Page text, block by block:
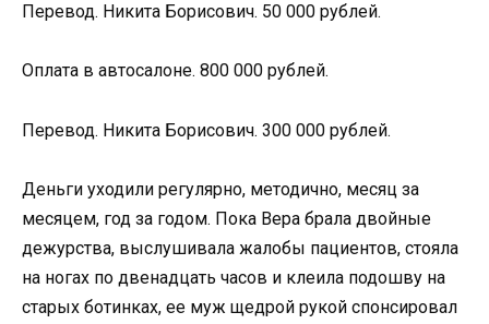
Перевод. Никита Борисович. 50 000 рублей.
Оплата в автосалоне. 800 000 рублей.
Перевод. Никита Борисович. 300 000 рублей.
Деньги уходили регулярно, методично, месяц за
месяцем, год за годом. Пока Вера брала двойные
дежурства, выслушивала жалобы пациентов, стояла
на ногах по двенадцать часов и клеила подошву на
старых ботинках, ее муж щедрой рукой спонсировал